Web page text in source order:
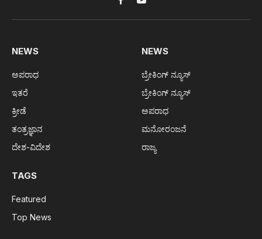
FacebookYouTube
NEWS
ಅಪರಾಧ
ಇತರೆ
ಕ್ರೀಡೆ
ತಂತ್ರಜ್ಞಾನ
ದೇಶ-ವಿದೇಶ
NEWS
ಬ್ರೇಕಿಂಗ್ ನ್ಯೂಸ್
ಬ್ರೇಕಿಂಗ್ ನ್ಯೂಸ್
ಅಪರಾಧ
ಮನೋರಂಜನೆ
ರಾಜ್ಯ
TAGS
Featured
Top News